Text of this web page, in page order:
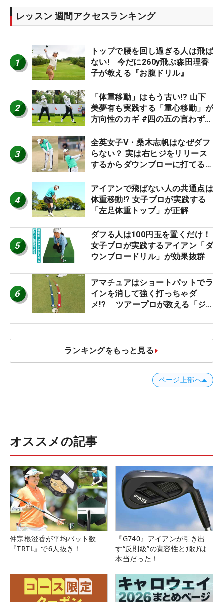
レッスン 週間アクセスランキング
1
トップで腰を回し過ぎる人は飛ば
ない! 今だに260y飛ぶ森田理香
子が教える『お腹ドリル』
2
「体重移動」はもう古い!? 山下
美夢有も実践する「重心移動」が
方向性のカギ #四の五の言わず振
3
全英女子V・桑木志帆はなぜダフ
らない？ 実は右ヒジをリリース
するからダウンブローに打てる #
4
アイアンで飛ばない人の共通点は
体重移動!? 女子プロが実践する
「左足体重トップ」が正解
5
ダフる人は100円玉を置くだけ！
女子プロが実践するアイアン「ダ
ウンブロードリル」が効果抜群
6
アマチュアはショートパットでラ
インを消して強く打っちゃダ
メ!? ツアープロが教える「ジ
減するワケ
ランキングをもっと見る
ページ上部へ
オススメの記事
仲宗根澄香が平均パット数
『TRTL』で6人抜き！
『G740』アイアンが引き出
す“反則級”の寛容性と飛びは
本当だった！